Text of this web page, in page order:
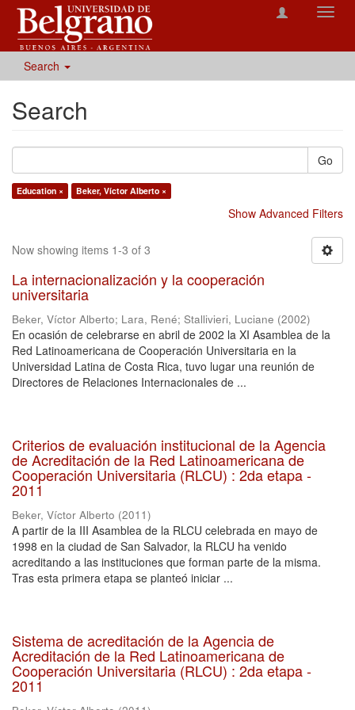
Search
Search
Go
Education × Beker, Víctor Alberto ×
Show Advanced Filters
Now showing items 1-3 of 3
La internacionalización y la cooperación
universitaria
Beker, Víctor Alberto; Lara, René; Stallivieri, Luciane (2002)
En ocasión de celebrarse en abril de 2002 la XI Asamblea de la
Red Latinoamericana de Cooperación Universitaria en la
Universidad Latina de Costa Rica, tuvo lugar una reunión de
Directores de Relaciones Internacionales de ...
Criterios de evaluación institucional de la Agencia
de Acreditación de la Red Latinoamericana de
Cooperación Universitaria (RLCU) : 2da etapa -
2011
Beker, Víctor Alberto (2011)
A partir de la III Asamblea de la RLCU celebrada en mayo de
1998 en la ciudad de San Salvador, la RLCU ha venido
acreditando a las instituciones que forman parte de la misma.
Tras esta primera etapa se planteó iniciar ...
Sistema de acreditación de la Agencia de
Acreditación de la Red Latinoamericana de
Cooperación Universitaria (RLCU) : 2da etapa -
2011